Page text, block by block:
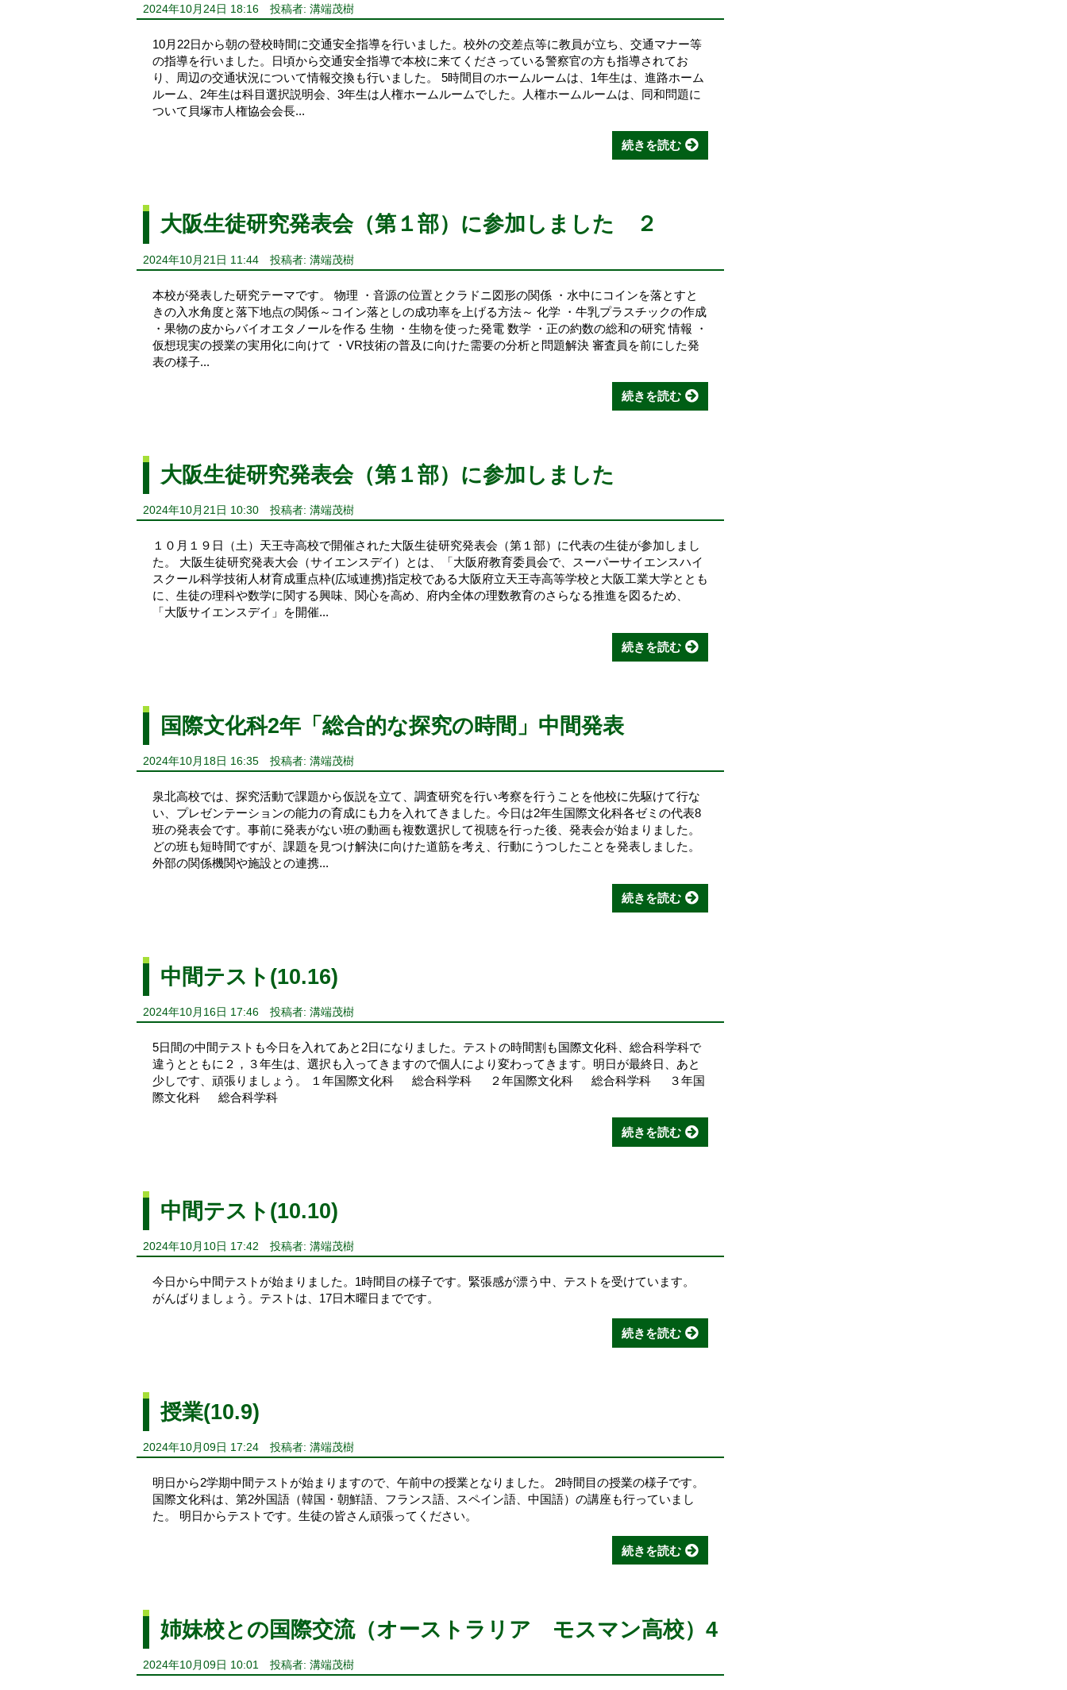
2024年10月24日 18:16 投稿者: 溝端茂樹
10月22日から朝の登校時間に交通安全指導を行いました。校外の交差点等に教員が立ち、交通マナー等
の指導を行いました。日頃から交通安全指導で本校に来てくださっている警察官の方も指導されてお
り、周辺の交通状況について情報交換も行いました。 5時間目のホームルームは、1年生は、進路ホーム
ルーム、2年生は科目選択説明会、3年生は人権ホームルームでした。人権ホームルームは、同和問題に
ついて貝塚市人権協会会長...
続きを読む
大阪生徒研究発表会（第１部）に参加しました ２
2024年10月21日 11:44 投稿者: 溝端茂樹
本校が発表した研究テーマです。 物理 ・音源の位置とクラドニ図形の関係 ・水中にコインを落とすと
きの入水角度と落下地点の関係～コイン落としの成功率を上げる方法～ 化学 ・牛乳プラスチックの作成
・果物の皮からバイオエタノールを作る 生物 ・生物を使った発電 数学 ・正の約数の総和の研究 情報 ・
仮想現実の授業の実用化に向けて ・VR技術の普及に向けた需要の分析と問題解決 審査員を前にした発
表の様子...
続きを読む
大阪生徒研究発表会（第１部）に参加しました
2024年10月21日 10:30 投稿者: 溝端茂樹
１０月１９日（土）天王寺高校で開催された大阪生徒研究発表会（第１部）に代表の生徒が参加しまし
た。 大阪生徒研究発表大会（サイエンスデイ）とは、「大阪府教育委員会で、スーパーサイエンスハイ
スクール科学技術人材育成重点枠(広域連携)指定校である大阪府立天王寺高等学校と大阪工業大学ととも
に、生徒の理科や数学に関する興味、関心を高め、府内全体の理数教育のさらなる推進を図るため、
「大阪サイエンスデイ」を開催...
続きを読む
国際文化科2年「総合的な探究の時間」中間発表
2024年10月18日 16:35 投稿者: 溝端茂樹
泉北高校では、探究活動で課題から仮説を立て、調査研究を行い考察を行うことを他校に先駆けて行な
い、プレゼンテーションの能力の育成にも力を入れてきました。今日は2年生国際文化科各ゼミの代表8
班の発表会です。事前に発表がない班の動画も複数選択して視聴を行った後、発表会が始まりました。
どの班も短時間ですが、課題を見つけ解決に向けた道筋を考え、行動にうつしたことを発表しました。
外部の関係機関や施設との連携...
続きを読む
中間テスト(10.16)
2024年10月16日 17:46 投稿者: 溝端茂樹
5日間の中間テストも今日を入れてあと2日になりました。テストの時間割も国際文化科、総合科学科で
違うとともに２，３年生は、選択も入ってきますので個人により変わってきます。明日が最終日、あと
少しです、頑張りましょう。 １年国際文化科 総合科学科 ２年国際文化科 総合科学科 ３年国
際文化科 総合科学科
続きを読む
中間テスト(10.10)
2024年10月10日 17:42 投稿者: 溝端茂樹
今日から中間テストが始まりました。1時間目の様子です。緊張感が漂う中、テストを受けています。
がんばりましょう。テストは、17日木曜日までです。
続きを読む
授業(10.9)
2024年10月09日 17:24 投稿者: 溝端茂樹
明日から2学期中間テストが始まりますので、午前中の授業となりました。 2時間目の授業の様子です。
国際文化科は、第2外国語（韓国・朝鮮語、フランス語、スペイン語、中国語）の講座も行っていまし
た。 明日からテストです。生徒の皆さん頑張ってください。
続きを読む
姉妹校との国際交流（オーストラリア モスマン高校）4
2024年10月09日 10:01 投稿者: 溝端茂樹